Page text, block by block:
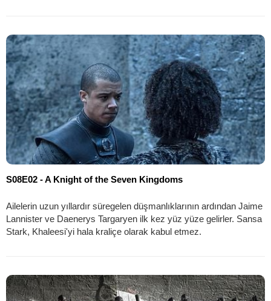
S08E02 - A Knight of the Seven Kingdoms
Ailelerin uzun yıllardır süregelen düşmanlıklarının ardından Jaime
Lannister ve Daenerys Targaryen ilk kez yüz yüze gelirler. Sansa
Stark, Khaleesi'yi hala kraliçe olarak kabul etmez.